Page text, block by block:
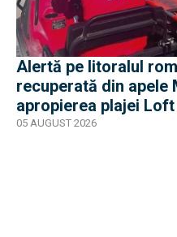
Alertă pe litoralul
recuperată din apele
apropierea plajei
05 AUGUST 2026